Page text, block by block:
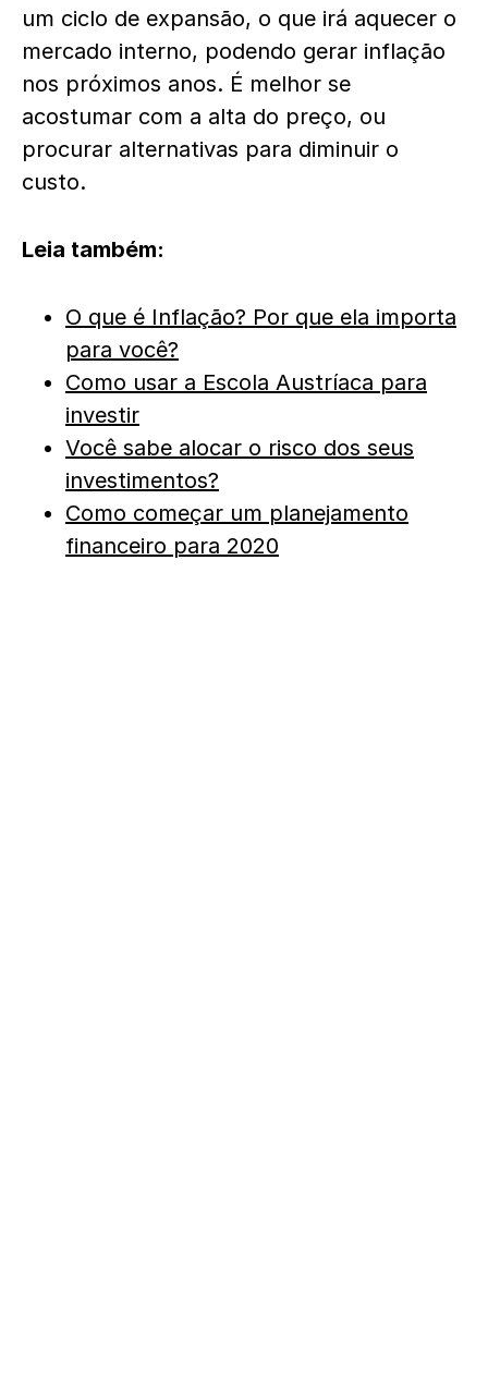
um ciclo de expansão, o que irá aquecer o
mercado interno, podendo gerar inflação
nos próximos anos. É melhor se
acostumar com a alta do preço, ou
procurar alternativas para diminuir o
custo.
Leia também:
O que é Inflação? Por que ela importa
para você?
Como usar a Escola Austríaca para
investir
Você sabe alocar o risco dos seus
investimentos?
Como começar um planejamento
financeiro para 2020